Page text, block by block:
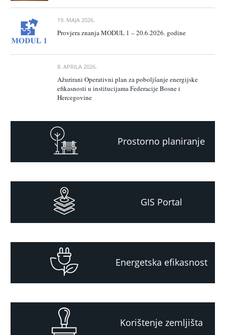
19. MAJA 2026.
Provjera znanja MODUL 1 – 20.6.2026. godine
8. APRILA 2026.
Ažurirani Operativni plan za poboljšanje energijske
efikasnosti u institucijama Federacije Bosne i
Hercegovine
Prostorno planiranje
GIS Portal
Energetska efikasnost
Korištenje zemljišta